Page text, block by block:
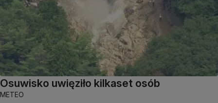
Osuwisko uwięziło kilkaset osób
METEO